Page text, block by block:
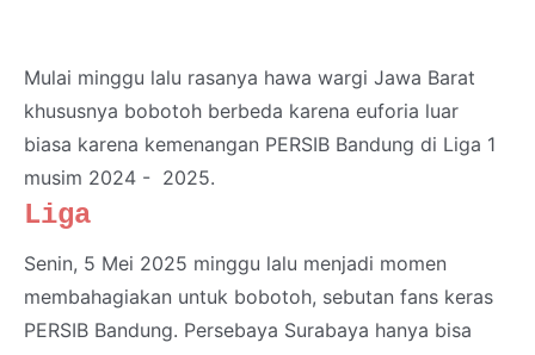
Mulai minggu lalu rasanya hawa wargi Jawa Barat
khususnya bobotoh berbeda karena euforia luar
biasa karena kemenangan PERSIB Bandung di Liga 1
musim 2024 - 2025.
Liga
Senin, 5 Mei 2025 minggu lalu menjadi momen
membahagiakan untuk bobotoh, sebutan fans keras
PERSIB Bandung. Persebaya Surabaya hanya bisa